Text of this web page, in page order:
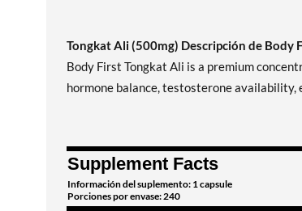
Tongkat Ali (500mg) Descripción de Body
Body First Tongkat Ali is a premium
hormone balance, testosterone availability,
Supplement Facts
Información del suplemento: 1 capsule
Porciones por envase: 240